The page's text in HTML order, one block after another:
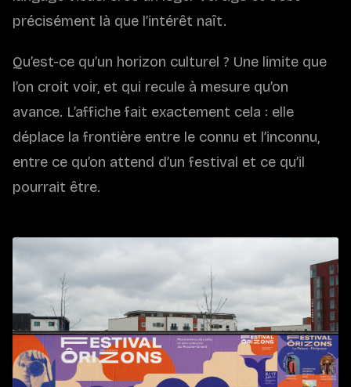
précisément là que l’intérêt naît.
Qu’est-ce qu’un horizon culturel ? Une limite que
l’on croit voir, et qui recule à mesure qu’on
avance. L’affiche fait exactement cela : elle
déplace la frontière entre le connu et l’inconnu,
entre ce qu’on attend d’un festival et ce qu’il
pourrait être.